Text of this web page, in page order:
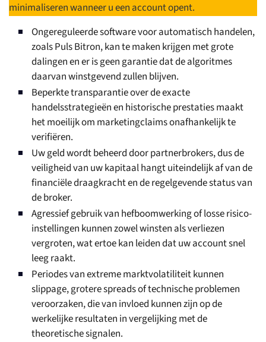
minimaliseren wanneer u een account opent.
Ongereguleerde software voor automatisch handelen,
zoals Puls Bitron, kan te maken krijgen met grote
dalingen en er is geen garantie dat de algoritmes
daarvan winstgevend zullen blijven.
Beperkte transparantie over de exacte
handelsstrategieën en historische prestaties maakt
het moeilijk om marketingclaims onafhankelijk te
verifiëren.
Uw geld wordt beheerd door partnerbrokers, dus de
veiligheid van uw kapitaal hangt uiteindelijk af van de
financiële draagkracht en de regelgevende status van
de broker.
Agressief gebruik van hefboomwerking of losse risico-
instellingen kunnen zowel winsten als verliezen
vergroten, wat ertoe kan leiden dat uw account snel
leeg raakt.
Periodes van extreme marktvolatiliteit kunnen
slippage, grotere spreads of technische problemen
veroorzaken, die van invloed kunnen zijn op de
werkelijke resultaten in vergelijking met de
theoretische signalen.